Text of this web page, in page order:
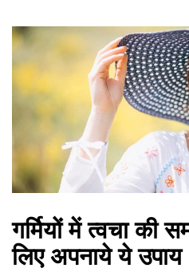
गर्मियों में त्वचा की
लिए अपनाये ये उपाय